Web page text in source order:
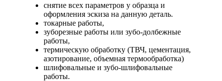
снятие всех параметров у образца и
оформления эскиза на данную деталь.
токарные работы,
зуборезные работы или зубо-долбежные
работы,
термическую обработку (ТВЧ, цементация,
азотирование, объемная термообработка)
шлифовальные и зубо-шлифовальные
работы.